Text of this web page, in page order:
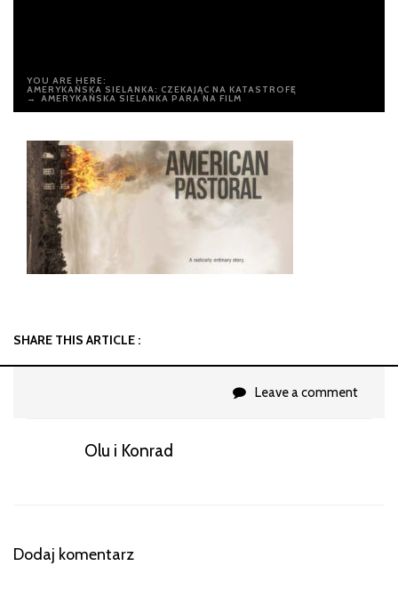
YOU ARE HERE:
AMERYKAŃSKA SIELANKA: CZEKAJĄC NA KATASTROFĘ
→ AMERYKAŃSKA SIELANKA PARA NA FILM
SHARE THIS ARTICLE :
Leave a comment
Olu i Konrad
Dodaj komentarz